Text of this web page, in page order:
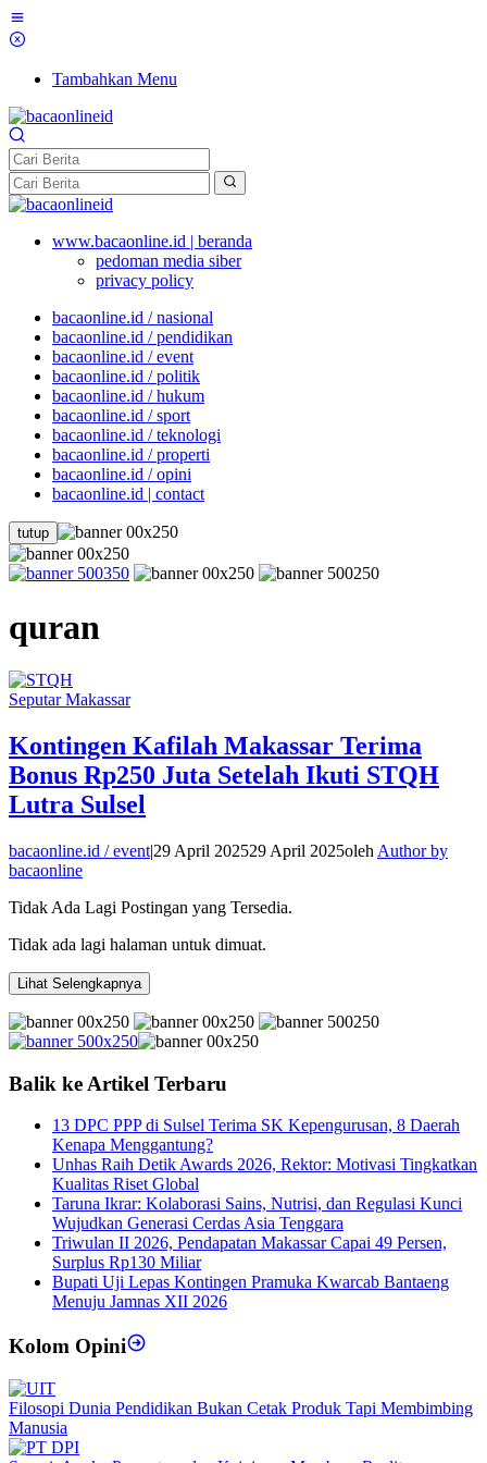
Tambahkan Menu
www.bacaonline.id | beranda
pedoman media siber
privacy policy
bacaonline.id / nasional
bacaonline.id / pendidikan
bacaonline.id / event
bacaonline.id / politik
bacaonline.id / hukum
bacaonline.id / sport
bacaonline.id / teknologi
bacaonline.id / properti
bacaonline.id / opini
bacaonline.id | contact
tutup
quran
Seputar Makassar
Kontingen Kafilah Makassar Terima
Bonus Rp250 Juta Setelah Ikuti STQH
Lutra Sulsel
bacaonline.id / event|29 April 202529 April 2025oleh Author by
bacaonline
Tidak Ada Lagi Postingan yang Tersedia.
Tidak ada lagi halaman untuk dimuat.
Lihat Selengkapnya
Balik ke Artikel Terbaru
13 DPC PPP di Sulsel Terima SK Kepengurusan, 8 Daerah
Kenapa Menggantung?
Unhas Raih Detik Awards 2026, Rektor: Motivasi Tingkatkan
Kualitas Riset Global
Taruna Ikrar: Kolaborasi Sains, Nutrisi, dan Regulasi Kunci
Wujudkan Generasi Cerdas Asia Tenggara
Triwulan II 2026, Pendapatan Makassar Capai 49 Persen,
Surplus Rp130 Miliar
Bupati Uji Lepas Kontingen Pramuka Kwarcab Bantaeng
Menuju Jamnas XII 2026
Kolom Opini
Filosopi Dunia Pendidikan Bukan Cetak Produk Tapi Membimbing
Manusia